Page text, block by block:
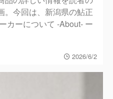
。今回は、新潟県の鮎正
カーについて -About- ー
2026/6/2